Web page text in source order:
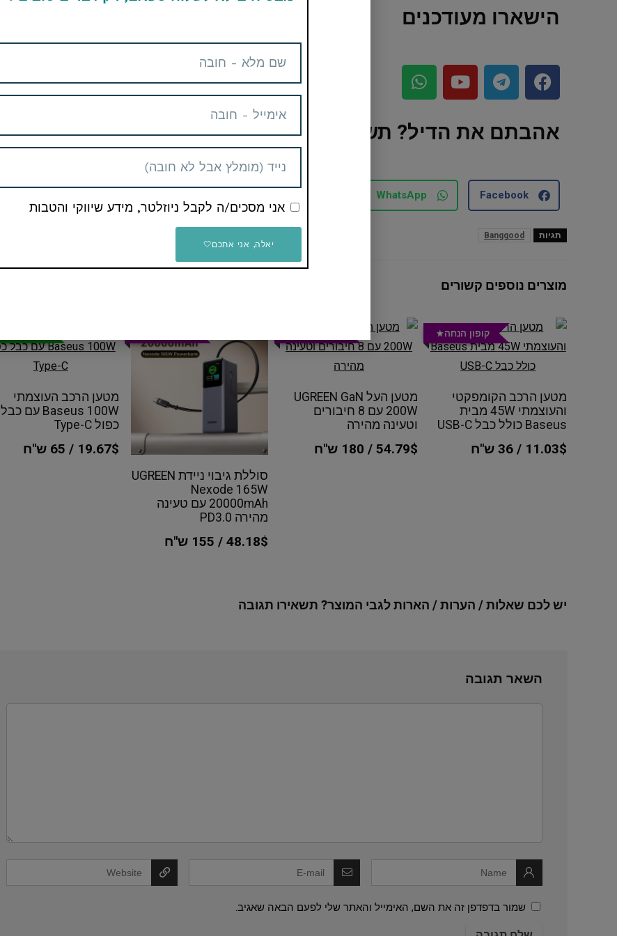
הישארו מעודכנים
אהבתם את הדיל? תשתפו עם החברים והמשפחה
Facebook
WhatsApp
תגיות Banggood
מוצרים נוספים קשורים
קופון הנחה
מטען הרכב הקומפקטי
והעוצמתי 45W מבית
Baseus כולל כבל USB-C
11.03$ / 36 ש"ח
מטען העל UGREEN GaN
200W עם 8 חיבורים
וטעינה מהירה
54.79$ / 180 ש"ח
סוללת גיבוי ניידת UGREEN
Nexode 165W
20000mAh עם טעינה
מהירה PD3.0
48.18$ / 155 ש"ח
מטען הרכב העוצמתי
Baseus 100W עם כבל
כפול Type-C
19.67$ / 65 ש"ח
יש לכם שאלות / הערות / הארות לגבי המוצר? תשאירו תגובה
השאר תגובה
שמור בדפדפן זה את השם, האימייל והאתר שלי לפעם הבאה שאגיב.
אני מסכים/ה לקבל ניוזלטר, מידע שיווקי והטבות
יאלה, אני אתכם🤍